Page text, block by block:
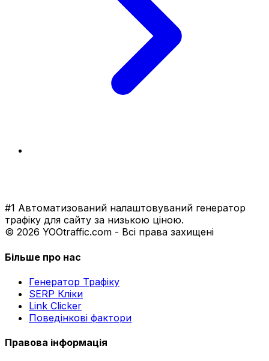
#1 Автоматизований налаштовуваний генератор
трафіку для сайту за низькою ціною.
© 2026 YOOtraffic.com - Всі права захищені
Більше про нас
Генератор Трафіку
SERP Кліки
Link Clicker
Поведінкові фактори
Правова інформація